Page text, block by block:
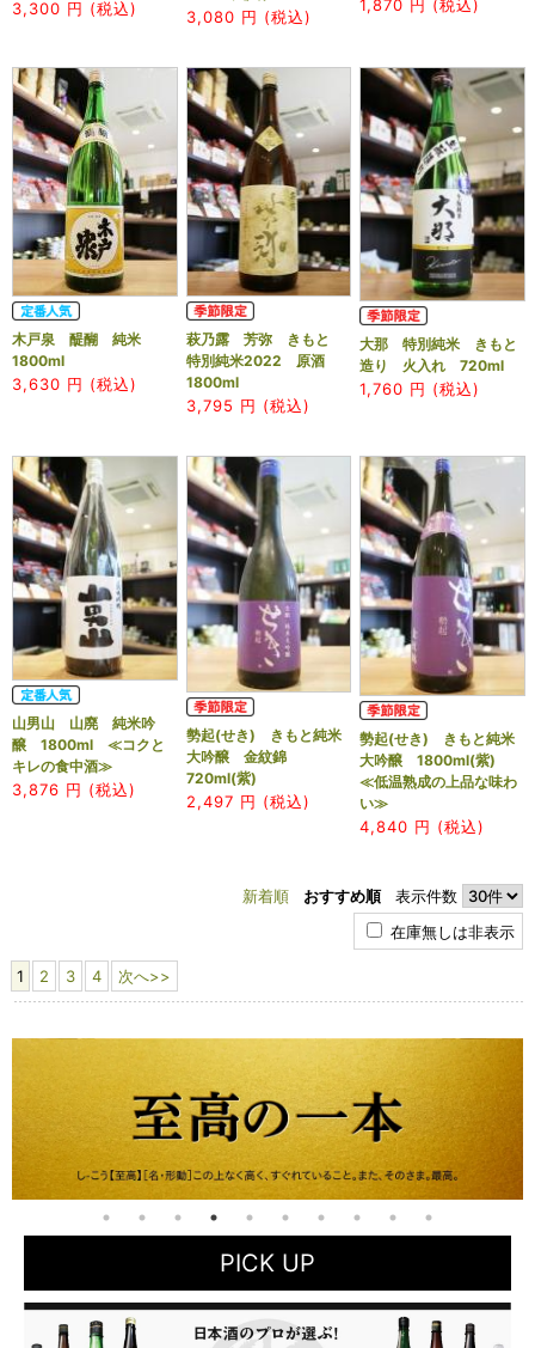
3,300 円 (税込) 3,080 円 (税込)
1,870 円 (税込)
木戸泉 醍醐 純米
1800ml
3,630 円 (税込)
萩乃露 芳弥 きもと
特別純米2022 原酒
1800ml
3,795 円 (税込)
大那 特別純米 きもと
造り 火入れ 720ml
1,760 円 (税込)
山男山 山廃 純米吟
醸 1800ml ≪コクと
キレの食中酒≫
3,876 円 (税込)
勢起(せき) きもと純米
大吟醸 金紋錦
720ml(紫)
2,497 円 (税込)
勢起(せき) きもと純米
大吟醸 1800ml(紫)
≪低温熟成の上品な味わ
い≫
4,840 円 (税込)
新着順 おすすめ順表示件数
在庫無しは非表示
1 2 3 4 次へ>>
PICK UP